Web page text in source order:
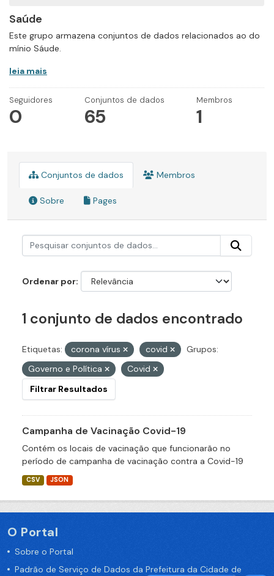
Saúde
Este grupo armazena conjuntos de dados relacionados ao do
mínio Sáude.
leia mais
Seguidores
0
Conjuntos de dados
65
Membros
1
Conjuntos de dados Membros
Sobre Pages
Ordenar por
1 conjunto de dados encontrado
Etiquetas: corona vírus covid
Grupos:
Governo e Política
Covid
Filtrar Resultados
Campanha de Vacinação Covid-19
Contém os locais de vacinação que funcionarão no
período de campanha de vacinação contra a Covid-19
CSV JSON
O Portal
Sobre o Portal
Padrão de Serviço de Dados da Prefeitura da Cidade de